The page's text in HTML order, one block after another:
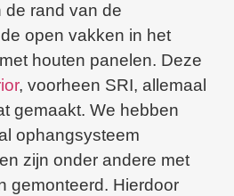
de rand van de
open vakken in het
houten panelen. Deze
, voorheen SRI, allemaal
gemaakt. We hebben
ophangsysteem
zijn onder andere met
gemonteerd. Hierdoor